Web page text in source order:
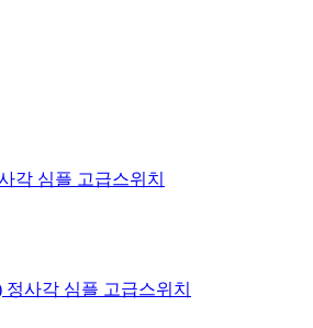
사각 심플 고급스위치